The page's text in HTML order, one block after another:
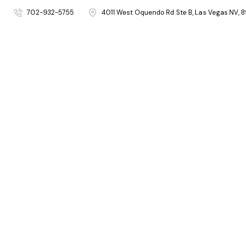
702-932-5755 4011 West Oquendo Rd Ste B, Las Vegas NV,